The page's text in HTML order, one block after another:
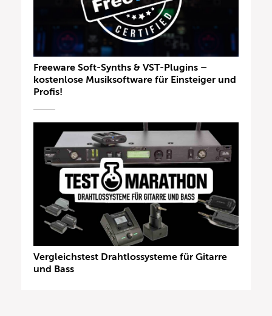
Freeware Soft-Synths & VST-Plugins –
kostenlose Musiksoftware für Einsteiger und
Profis!
Vergleichstest Drahtlossysteme für Gitarre
und Bass